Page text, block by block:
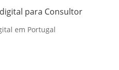
para Consultor
em Portugal